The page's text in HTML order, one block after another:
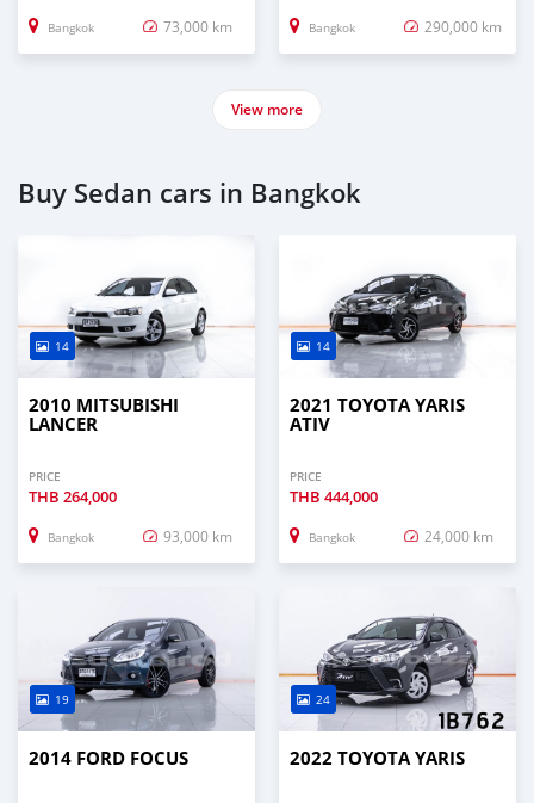
Bangkok 73,000 km Bangkok 290,000 km
View more
Buy Sedan cars in Bangkok
14
2010 MITSUBISHI
LANCER
PRICE
THB 264,000
Bangkok 93,000 km
14
2021 TOYOTA YARIS
ATIV
PRICE
THB 444,000
Bangkok 24,000 km
19
2014 FORD FOCUS
24
2022 TOYOTA YARIS